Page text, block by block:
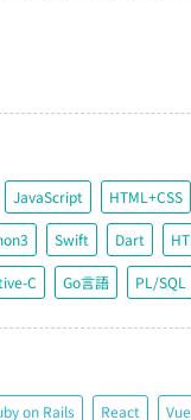
JavaScript HTML+CSS
Swift Dart
C Go言語 PL/SQL
on Rails React